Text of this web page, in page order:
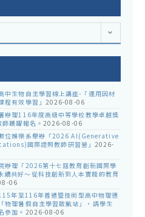
中生物自主學習線上講座-「運用因材
程有效學習」 2026-08-06
辦理116年度高級中等學校教學卓越獎
踴躍報名。 2026-08-06
位娛樂系舉辦「2026 AI(Generative
國際證照教師研習營」 2026-
辦理「2026第十七屆教育創新國際學
共好～從科技創新到人本實踐的教育
06
年至116年普通暨技術型高中物理適
物理暑假自主學習啟航站」，請學生
參加。 2026-08-06